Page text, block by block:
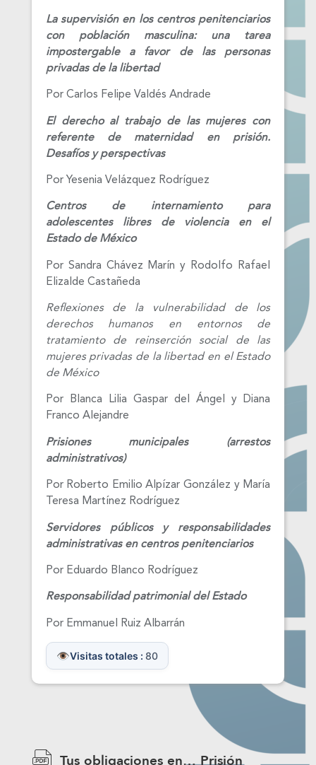
La supervisión en los centros penitenciarios
con población masculina: una tarea
impostergable a favor de las personas
privadas de la libertad
Por Carlos Felipe Valdés Andrade
El derecho al trabajo de las mujeres con
referente de maternidad en prisión.
Desafíos y perspectivas
Por Yesenia Velázquez Rodríguez
Centros de internamiento para
adolescentes libres de violencia en el
Estado de México
Por Sandra Chávez Marín y Rodolfo Rafael
Elizalde Castañeda
Reflexiones de la vulnerabilidad de los
derechos humanos en entornos de
tratamiento de reinserción social de las
mujeres privadas de la libertad en el Estado
de México
Por Blanca Lilia Gaspar del Ángel y Diana
Franco Alejandre
Prisiones municipales (arrestos
administrativos)
Por Roberto Emilio Alpízar González y María
Teresa Martínez Rodríguez
Servidores públicos y responsabilidades
administrativas en centros penitenciarios
Por Eduardo Blanco Rodríguez
Responsabilidad patrimonial del Estado
Por Emmanuel Ruiz Albarrán
Visitas totales : 80
Tus obligaciones en… Prisión